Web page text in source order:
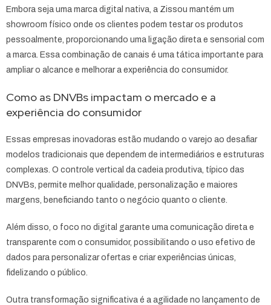
Embora seja uma marca digital nativa, a Zissou mantém um
showroom físico onde os clientes podem testar os produtos
pessoalmente, proporcionando uma ligação direta e sensorial com
a marca. Essa combinação de canais é uma tática importante para
ampliar o alcance e melhorar a experiência do consumidor.
Como as DNVBs impactam o mercado e a
experiência do consumidor
Essas empresas inovadoras estão mudando o varejo ao desafiar
modelos tradicionais que dependem de intermediários e estruturas
complexas. O controle vertical da cadeia produtiva, típico das
DNVBs, permite melhor qualidade, personalização e maiores
margens, beneficiando tanto o negócio quanto o cliente.
Além disso, o foco no digital garante uma comunicação direta e
transparente com o consumidor, possibilitando o uso efetivo de
dados para personalizar ofertas e criar experiências únicas,
fidelizando o público.
Outra transformação significativa é a agilidade no lançamento de